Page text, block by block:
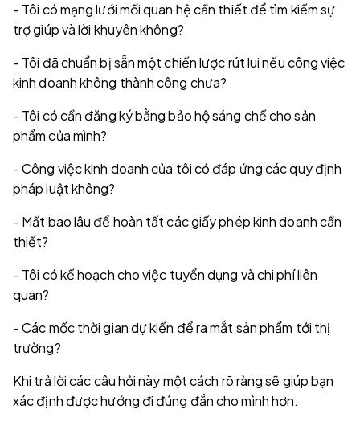
- Tôi có mạng lưới mối quan hệ cần thiết để tìm kiếm sự
trợ giúp và lời khuyên không?
- Tôi đã chuẩn bị sẵn một chiến lược rút lui nếu công việc
kinh doanh không thành công chưa?
- Tôi có cần đăng ký bằng bảo hộ sáng chế cho sản
phẩm của mình?
- Công việc kinh doanh của tôi có đáp ứng các quy định
pháp luật không?
- Mất bao lâu để hoàn tất các giấy phép kinh doanh cần
thiết?
- Tôi có kế hoạch cho việc tuyển dụng và chi phí liên
quan?
- Các mốc thời gian dự kiến để ra mắt sản phẩm tới thị
trường?
Khi trả lời các câu hỏi này một cách rõ ràng sẽ giúp bạn
xác định được hướng đi đúng đắn cho mình hơn.